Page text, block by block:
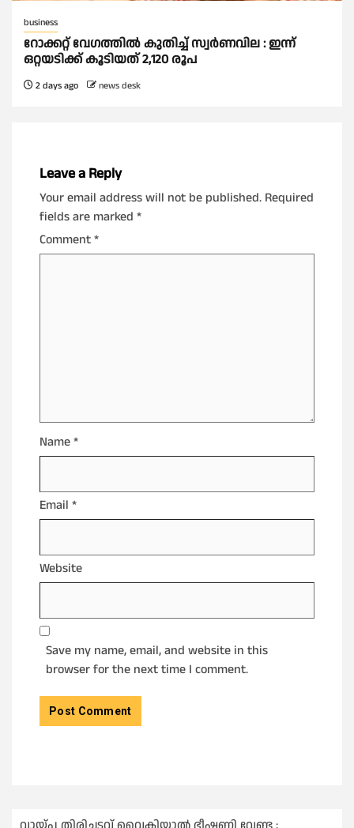
business
റോക്കറ്റ് വേഗത്തില്‍ കുതിച്ച് സ്വര്‍ണവില : ഇന്ന്
ഒറ്റയടിക്ക് കൂടിയത് 2,120 രൂപ
2 days ago news desk
Leave a Reply
Your email address will not be published. Required
fields are marked *
Comment*
Name*
Email *
Website
Save my name, email, and website in this
browser for the next time I comment.